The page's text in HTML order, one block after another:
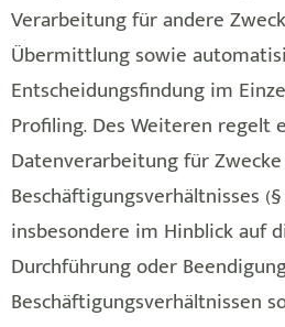
Verarbeitung für andere
Übermittlung sowie
Entscheidungsfindung im
Profiling. Des Weiteren regelt
Datenverarbeitung für
Beschäftigungsverhältnisses (§
insbesondere im Hinblick auf
Durchführung oder
Beschäftigungsverhältnissen